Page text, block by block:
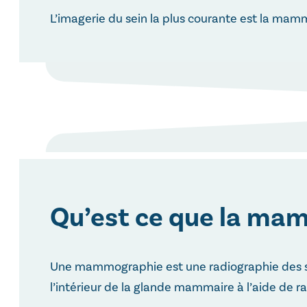
L’imagerie du sein la plus courante est la
Qu’est ce que la
Une mammographie est une radiographie
l’intérieur de la glande mammaire à l’aide de